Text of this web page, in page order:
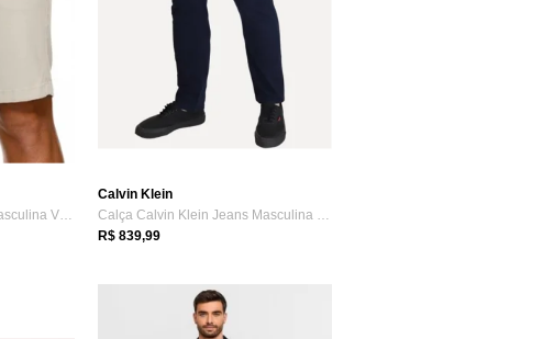
Bermuda Passeio Sarja Masculina VLCS
Calvin Klein
Calça Calvin Klein Jeans Masculina RE Is...
R$ 839,99